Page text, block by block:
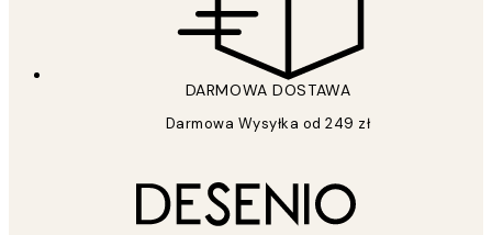
DARMOWA DOSTAWA
Darmowa Wysyłka od 249 zł